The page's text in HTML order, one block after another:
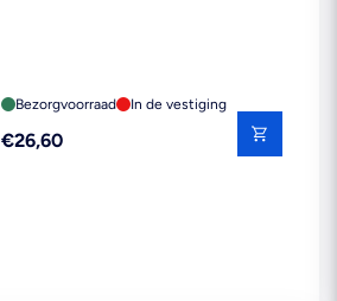
Bezorgvoorraad In de vestiging
Reguliere
€26,60